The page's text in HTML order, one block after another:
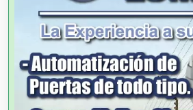
Análisis Clínicos
Análisis de Aguas
Animadores de Eventos